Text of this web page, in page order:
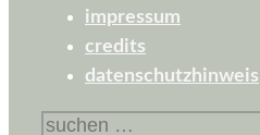
impressum
credits
datenschutzhinweis
suchen